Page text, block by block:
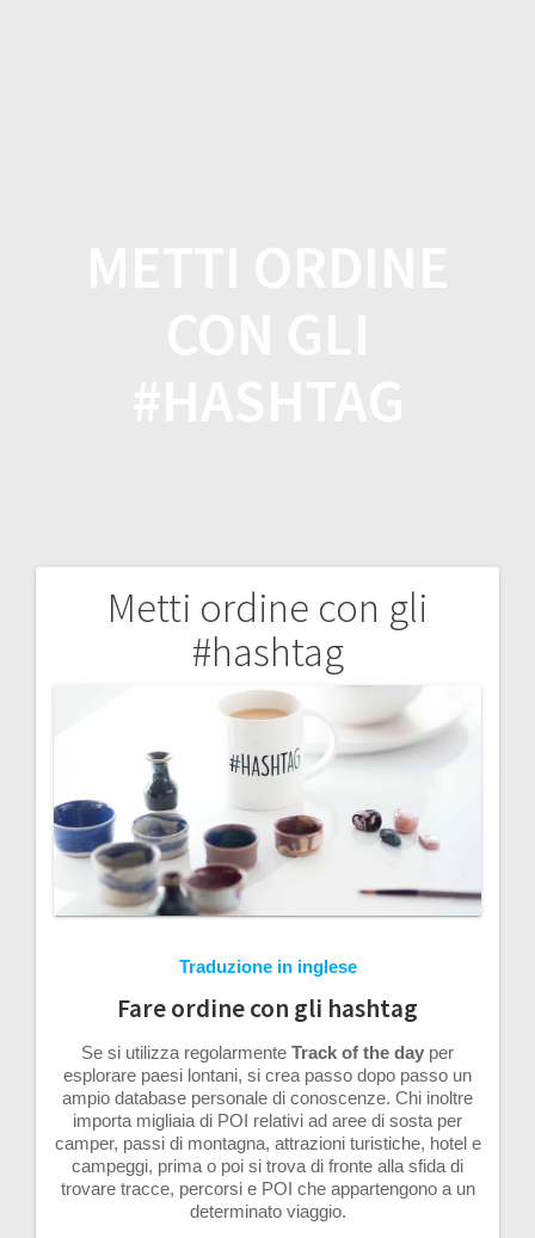
Metti ordine con gli
#hashtag
Traduzione in inglese
Fare ordine con gli hashtag
Se si utilizza regolarmente Track of the day per
esplorare paesi lontani, si crea passo dopo passo un
ampio database personale di conoscenze. Chi inoltre
importa migliaia di POI relativi ad aree di sosta per
camper, passi di montagna, attrazioni turistiche, hotel e
campeggi, prima o poi si trova di fronte alla sfida di
trovare tracce, percorsi e POI che appartengono a un
determinato viaggio.
Navigazione